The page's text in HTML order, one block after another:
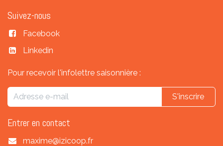
Suivez-nous
Facebook
Linkedin
Pour recevoir l'infolettre saisonnière :
S'inscrire
Entrer en contact
maxime@izicoop.fr